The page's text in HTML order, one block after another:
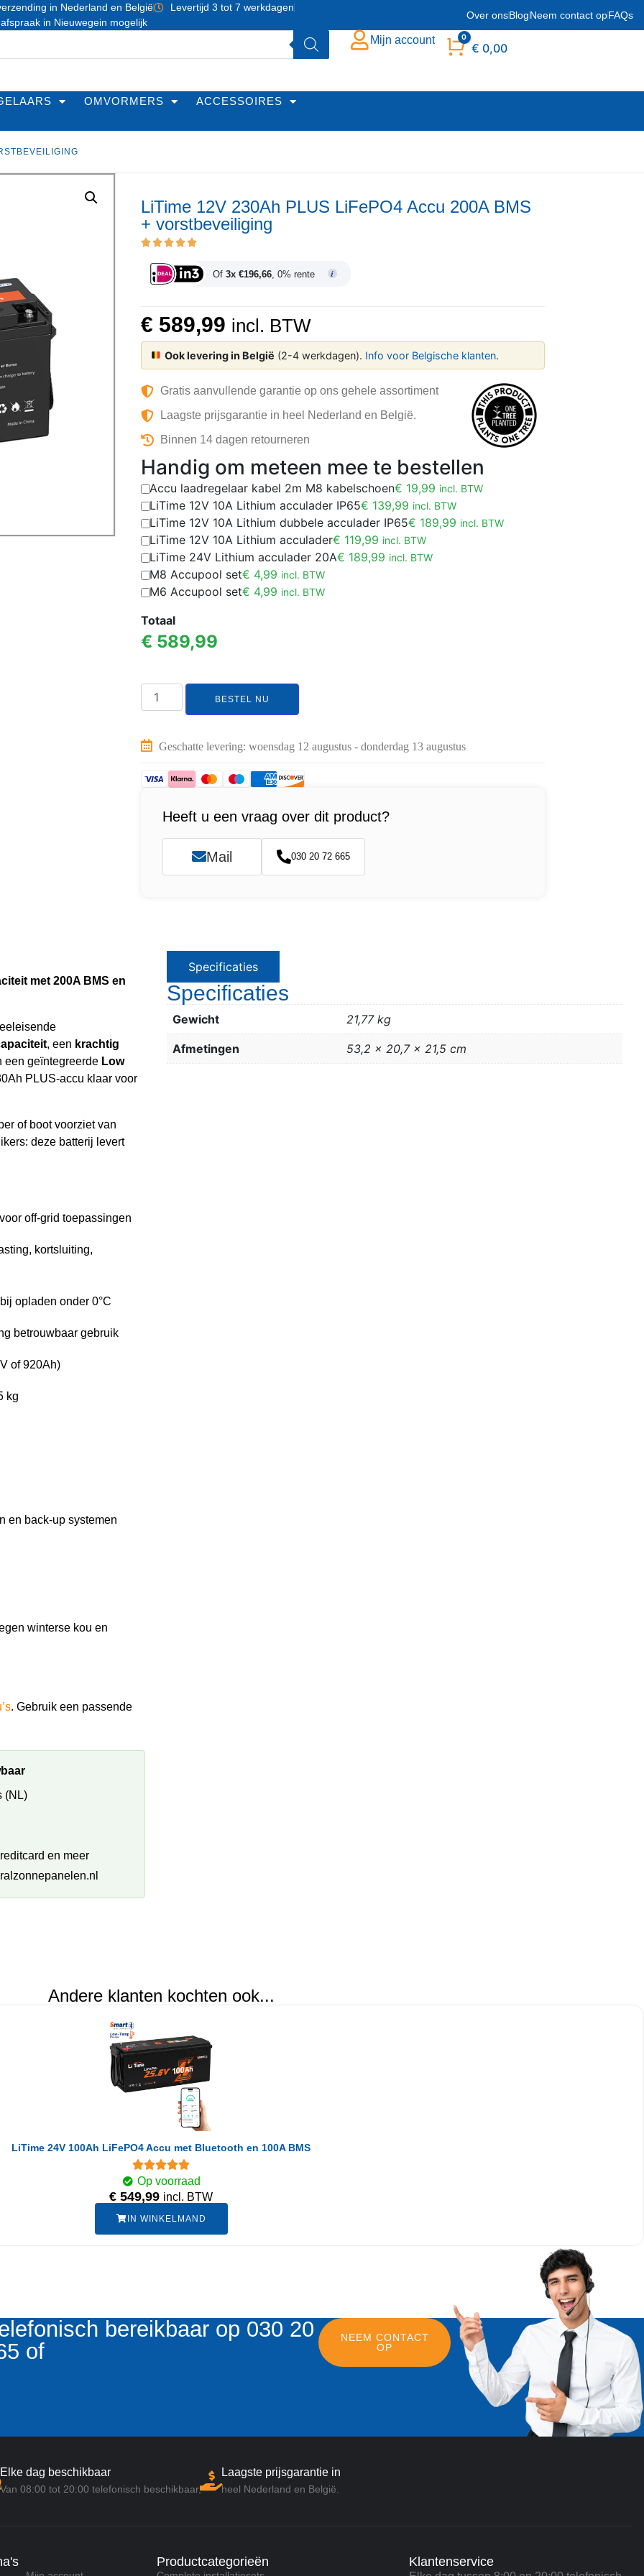
in Nederland en België
Levertijd 3 tot 7 werkdagen
in Nieuwegein mogelijk
Over onsBlogNeem contact opFAQs
Mijn account Winkelwagen
0
€ 0,00
OMVORMERS ACCESSOIRES
LiTime 12V 230Ah PLUS LiFePO4 Accu 200A BMS
+ vorstbeveiliging
Of 3x €196,66, 0% rente
€ 589,99 incl. BTW
Ook levering in België (2-4 werkdagen). Info voor Belgische klanten.
Gratis aanvullende garantie op ons gehele assortiment
Laagste prijsgarantie in heel Nederland en België.
Binnen 14 dagen retourneren
Handig om meteen mee te bestellen
Accu laadregelaar kabel 2m M8 kabelschoen€ 19,99 incl. BTW
LiTime 12V 10A Lithium acculader IP65€ 139,99 incl. BTW
LiTime 12V 10A Lithium dubbele acculader IP65€ 189,99 incl. BTW
LiTime 12V 10A Lithium acculader€ 119,99 incl. BTW
LiTime 24V Lithium acculader 20A€ 189,99 incl. BTW
M8 Accupool set€ 4,99 incl. BTW
M6 Accupool set€ 4,99 incl. BTW
Totaal
€ 589,99
BESTEL NU
Geschatte levering: woensdag 12 augustus - donderdag 13 augustus
Heeft u een vraag over dit product?
Mail 030 20 72 665
met 200A BMS en
, een krachtig
een geïntegreerde Low
PLUS-accu klaar voor
of boot voorziet van
deze batterij levert
off-grid toepassingen
kortsluiting,
opladen onder 0°C
betrouwbaar gebruik
of 920Ah)
kg
en back-up systemen
winterse kou en
. Gebruik een passende
(NL)
en meer
Specificaties
Specificaties
Gewicht 21,77 kg
Afmetingen 53,2 × 20,7 × 21,5 cm
Andere klanten kochten ook...
LiTime 24V 100Ah LiFePO4 Accu met Bluetooth en 100A BMS
Op voorraad
€ 549,99 incl. BTW
IN WINKELMAND
bereikbaar op 030 20
of
NEEM CONTACT
OP
Elke dag beschikbaar
Van 08:00 tot 20:00 telefonisch beschikbaar,
Laagste prijsgarantie in
heel Nederland en België.
Productcategorieën Klantenservice